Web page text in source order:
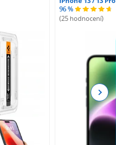
96 %
(25 hodnocení)
Next